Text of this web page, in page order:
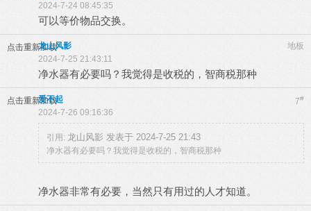
2024-7-24 08:45:35
可以等价物品交换。
点击重新加载 地板
龙山风影
2024-7-25 21:43:11
净水器有必要吗？我觉得是收税的，智商税那种
点击重新加载 7#
爱不起
2024-7-26 09:16:36
引用: 龙山风影 发表于 2024-7-25 21:43
净水器有必要吗？我觉得是收税的，智商税那种
净水器非常有必要，当然只有用过的人才知道。